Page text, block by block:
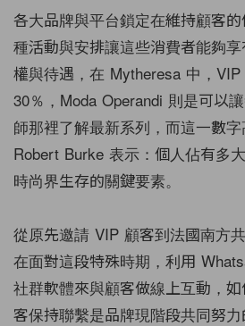
各大品牌與平台鎖定在維持顧客
種活動與安排讓這些消費者能夠
權與待遇，在 Mytheresa 中，
30％， Moda Operandi 則是可以
師那裡了解最新系列，而這一數
Robert Burke 表示：個人佔有多
時尚界生存的關鍵要素。
從原先邀請 VIP 顧客到法國南方
在面對這段特殊時期，利用
社群軟體來與顧客做線上互動，
客保持聯繫是品牌現階段共同努力